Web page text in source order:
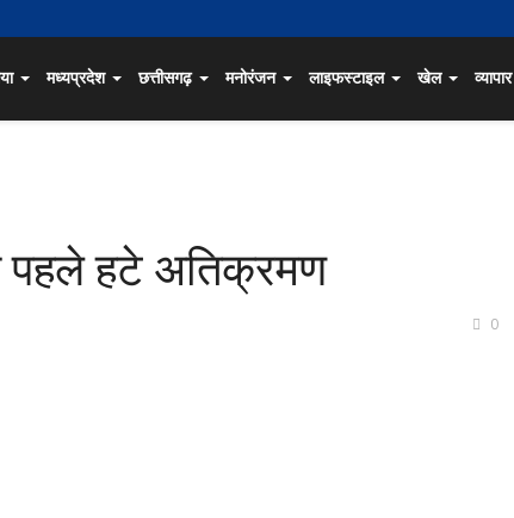
मध्यप्रदेश छत्तीसगढ़ मनोरंजन लाइफस्टाइल खेल व्यापार
पहले हटे अतिक्रमण
0